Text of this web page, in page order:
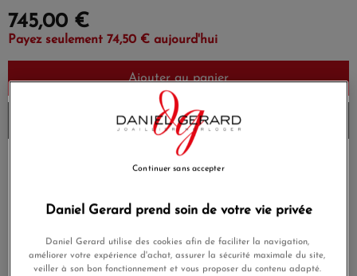
745,00 €
Payez seulement 74,50 € aujourd'hui
Ajouter au panier
Envoi sous 8 à 10 jours
Livraison gratuite
Paiement sécurisé
Satisfait ou
Daniel Gerard prend soin de votre vie privée
Daniel Gerard utilise des cookies afin de faciliter la navigation,
améliorer votre expérience d'achat, assurer la sécurité maximale du site,
veiller à son bon fonctionnement et vous proposer du contenu adapté.
Continuer sans accepter